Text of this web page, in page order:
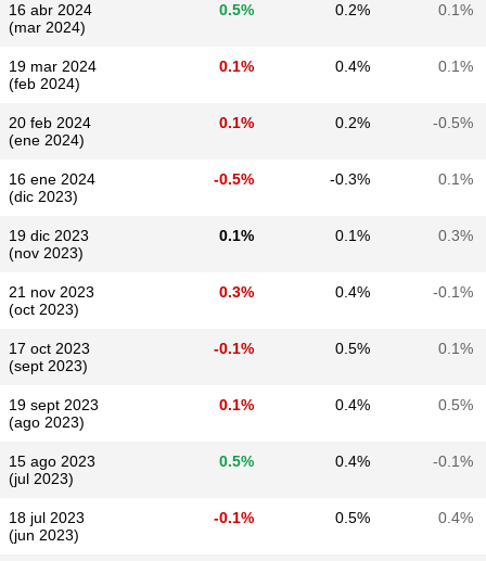
16 abr 2024
(mar 2024)
0.5% 0.2% 0.1%
19 mar 2024
(feb 2024)
0.1% 0.4% 0.1%
20 feb 2024
(ene 2024)
0.1% 0.2% -0.5%
16 ene 2024
(dic 2023)
-0.5% -0.3% 0.1%
19 dic 2023
(nov 2023)
0.1% 0.1% 0.3%
21 nov 2023
(oct 2023)
0.3% 0.4% -0.1%
17 oct 2023
(sept 2023)
-0.1% 0.5% 0.1%
19 sept 2023
(ago 2023)
0.1% 0.4% 0.5%
15 ago 2023
(jul 2023)
0.5% 0.4% -0.1%
18 jul 2023
(jun 2023)
-0.1% 0.5% 0.4%